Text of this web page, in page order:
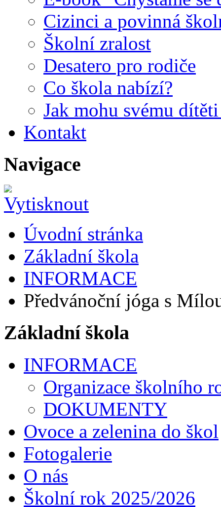
Cizinci a povinná
Školní zralost
Desatero pro rodiče
Co škola nabízí?
Jak mohu svému
Kontakt
Navigace
Úvodní stránka
Základní škola
INFORMACE
Předvánoční jóga s
Základní škola
INFORMACE
Organizace školního
DOKUMENTY
Ovoce a zelenina do škol
Fotogalerie
O nás
Školní rok 2025/2026